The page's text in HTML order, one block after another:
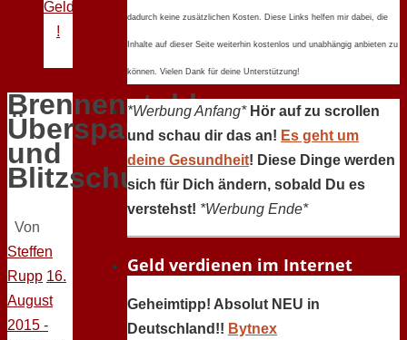
Geldprobleme
!
Brennenstuhl
Überspannungs-
und
Blitzschutz
Von
Steffen
Rupp 16.
August
2015 -
dadurch keine zusätzlichen Kosten. Diese Links helfen mir dabei, die
Inhalte auf dieser Seite weiterhin kostenlos und unabhängig anbieten zu
können. Vielen Dank für deine Unterstützung!
*Werbung Anfang* Hör auf zu scrollen
und schau dir das an! Es geht um
deine Gesundheit! Diese Dinge werden
sich für Dich ändern, sobald Du es
verstehst! *Werbung Ende*
Geld verdienen im Internet
Geheimtipp! Absolut NEU in
Deutschland!! Bytnex